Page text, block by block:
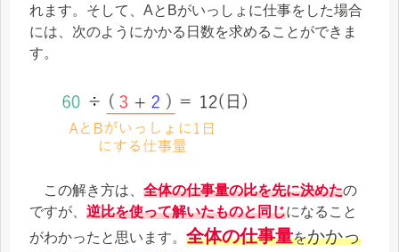
れます。そして、AとBがいっしょに仕事をした場合
には、次のようにかかる日数を求めることができま
す。
この解き方は、 全体の仕事量の比を先に決めたの
ですが、 逆比を使って解いたものと同じになること
がわかったと思います。 全体の仕事量をかかっ